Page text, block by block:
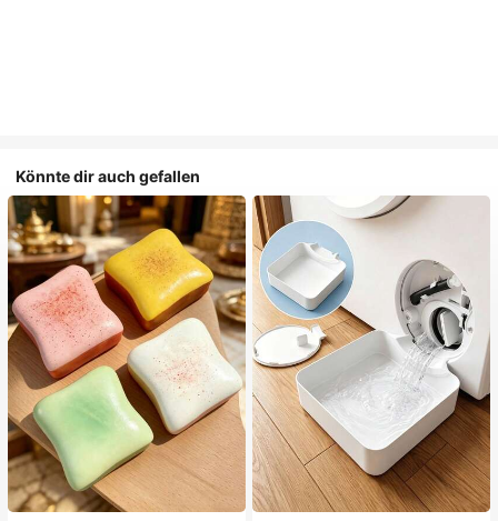
Könnte dir auch gefallen